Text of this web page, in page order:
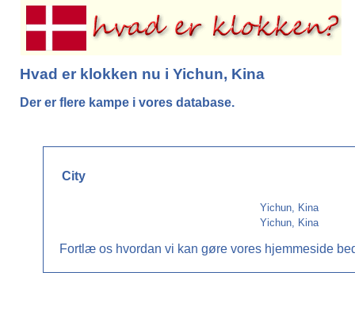
Hvad er klokken nu i Yichun, Kina
Der er flere kampe i vores database.
City
Fortlæ os hvordan vi kan gøre vores hjemmeside